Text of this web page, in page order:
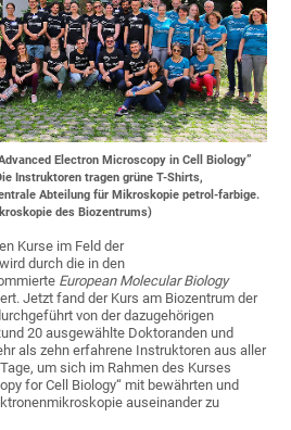
Electron Microscopy in Cell Biology”
Instruktoren tragen grüne T-Shirts,
Abteilung für Mikroskopie petrol-farbige.
des Biozentrums)
Kurse im Feld der
durch die in den
European Molecular Biology
Jetzt fand der Kurs am Biozentrum der
von der dazugehörigen
20 ausgewählte Doktoranden und
als zehn erfahrene Instruktoren aus aller
um sich im Rahmen des Kurses
for Cell Biology“ mit bewährten und
auseinander zu